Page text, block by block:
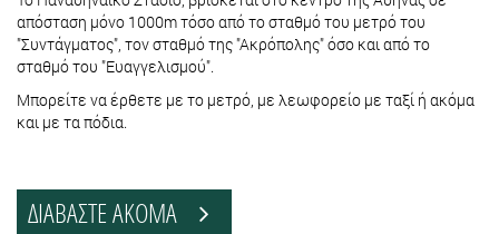
απόσταση μόνο 1000m τόσο από το σταθμό του μετρό του
"Συντάγματος", τον σταθμό της "Ακρόπολης" όσο και από το
σταθμό του "Ευαγγελισμού".
Μπορείτε να έρθετε με το μετρό, με λεωφορείο με ταξί ή ακόμα
και με τα πόδια.
ΔΙΑΒΑΣΤΕ ΑΚΟΜΑ